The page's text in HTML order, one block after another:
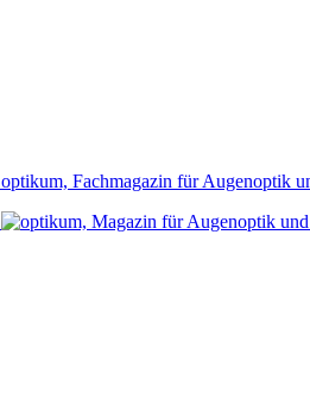
optikum, Fachmagazin für Augenoptik